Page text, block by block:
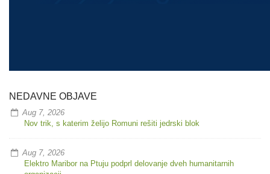
NEDAVNE OBJAVE
Aug 7, 2026
Nov trik, s katerim želijo Romuni rešiti jedrski blok
Aug 7, 2026
Elektro Maribor na Ptuju podprl delovanje dveh humanitarnih